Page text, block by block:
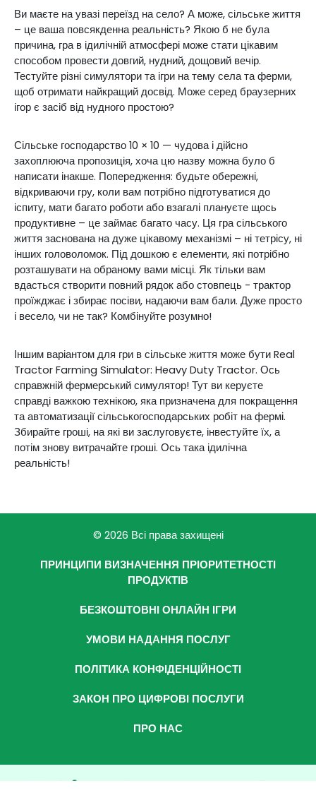
Ви маєте на увазі переїзд на село? А може, сільське життя
– це ваша повсякденна реальність? Якою б не була
причина, гра в ідилічній атмосфері може стати цікавим
способом провести довгий, нудний, дощовий вечір.
Тестуйте різні симулятори та ігри на тему села та ферми,
щоб отримати найкращий досвід. Може серед браузерних
ігор є засіб від нудного простою?
Сільське господарство 10 × 10 — чудова і дійсно
захоплююча пропозиція, хоча цю назву можна було б
написати інакше. Попередження: будьте обережні,
відкриваючи гру, коли вам потрібно підготуватися до
іспиту, мати багато роботи або взагалі плануєте щось
продуктивне – це займає багато часу. Ця гра сільського
життя заснована на дуже цікавому механізмі – ні тетрісу, ні
інших головоломок. Під дошкою є елементи, які потрібно
розташувати на обраному вами місці. Як тільки вам
вдасться створити повний рядок або стовпець - трактор
проїжджає і збирає посіви, надаючи вам бали. Дуже просто
і весело, чи не так? Комбінуйте розумно!
Іншим варіантом для гри в сільське життя може бути Real
Tractor Farming Simulator: Heavy Duty Tractor. Ось
справжній фермерський симулятор! Тут ви керуєте
справді важкою технікою, яка призначена для покращення
та автоматизації сільськогосподарських робіт на фермі.
Збирайте гроші, на які ви заслуговуєте, інвестуйте їх, а
потім знову витрачайте гроші. Ось така ідилічна
реальність!
© 2026 Всі права захищені
ПРИНЦИПИ ВИЗНАЧЕННЯ ПРІОРИТЕТНОСТІ
ПРОДУКТІВ
БЕЗКОШТОВНІ ОНЛАЙН ІГРИ
УМОВИ НАДАННЯ ПОСЛУГ
ПОЛІТИКА КОНФІДЕНЦІЙНОСТІ
ЗАКОН ПРО ЦИФРОВІ ПОСЛУГИ
ПРО НАС